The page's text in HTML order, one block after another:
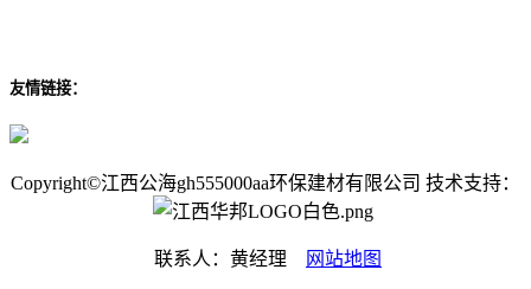
友情链接：
Copyright©江西公海gh555000aa环保建材有限公司 技术支持：
联系人：黄经理 网站地图